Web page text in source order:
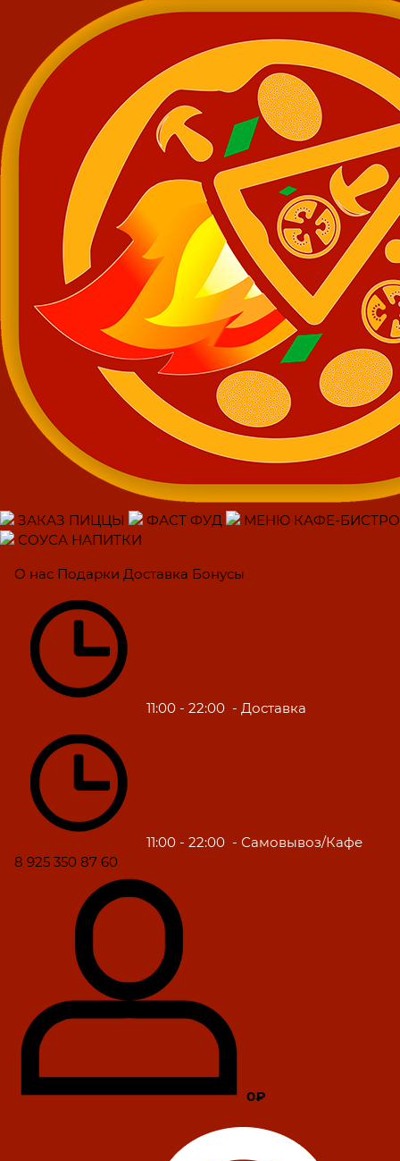
ЗАКАЗ ПИЦЦЫ ФАСТ ФУД
МЕНЮ КАФЕ-БИСТРО
СОУСА НАПИТКИ
О нас Подарки Доставка Бонусы
11:00 - 22:00 - Доставка
11:00 - 22:00 - Самовывоз/Кафе
8 925 350 87 60
0₽